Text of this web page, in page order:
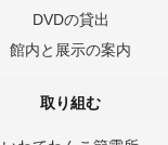
DVDの貸出
館内と展示の案内
取り組む